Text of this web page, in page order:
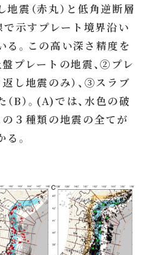
震（赤丸）と低角逆断層
で示すプレート境界沿い
る。この高い深さ精度を
プレートの地震、②プレ
し地震のみ）、③スラブ
B）。(A)では、水色の破
３種類の地震の全てが
。